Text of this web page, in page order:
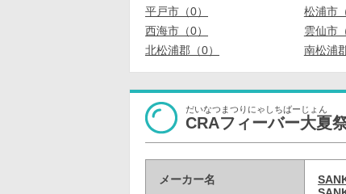
平戸市（0）
松浦市
西海市（0）
雲仙市
北松浦郡（0）
南松浦
だいなつまつりにゃしちばーじょん
CRAフィーバー大夏
メーカー名